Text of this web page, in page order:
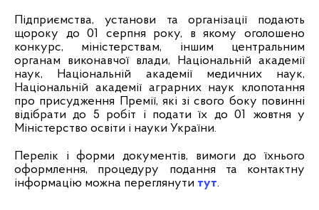
Підприємства, установи та організації подають
щороку до 01 серпня року, в якому оголошено
конкурс, міністерствам, іншим центральним
органам виконавчої влади, Національній академії
наук, Національній академії медичних наук,
Національній академії аграрних наук клопотання
про присудження Премії, які зі свого боку повинні
відібрати до 5 робіт і подати їх до 01 жовтняу
Міністерство освіти і науки України.
Перелік і форми документів, вимоги до їхнього
оформлення, процедуру подання та контактну
інформацію можна переглянути тут.